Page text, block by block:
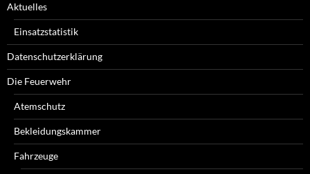
Aktuelles
Einsatzstatistik
Datenschutzerklärung
Die Feuerwehr
Atemschutz
Bekleidungskammer
Fahrzeuge